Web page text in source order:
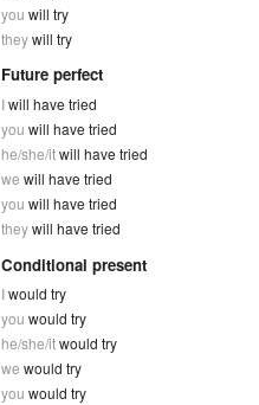
you will try
theywill try
Future perfect
Iwill have tried
you will have tried
he/she/itwill have tried
we will have tried
you will have tried
theywill have tried
Conditional present
Iwould try
you would try
he/she/itwould try
we would try
you would try